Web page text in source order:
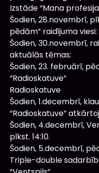
Izstāde “Mana
Šodien, 28.novembrī,
pēdām” raidījuma viesi:
Šodien, 30.novembrī,
aktuālās tēmas:
Šodien, 23. februārī,
“Radioskatuve”
Radioskatuve
Šodien, 1.decembrī,
“Radioskatuve”
Šodien, 4.decembrī,
plkst. 14:10.
Šodien, 5.decembrī,
Triple-double